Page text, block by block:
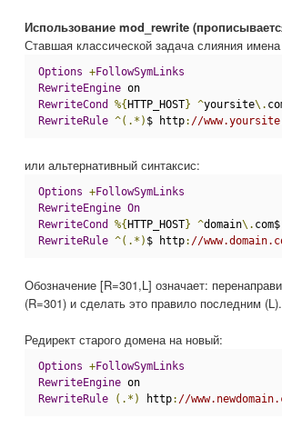
Использование mod_rewrite
Ставшая классической задача слияния
Options +FollowSymLinks
RewriteEngine on
RewriteCond
%{ HTTP_HOST} ^yoursite\.
RewriteRule ^(.*) $ http: //
или альтернативный синтаксис:
Options +FollowSymLinks
RewriteEngine On
RewriteCond
%{ HTTP_HOST} ^domain\. com$
RewriteRule ^(.*) $ http: //
Обозначение [R=301,L] означает:
(R=301) и сделать это правило последним (L).
Редирект старого домена на новый:
Options +FollowSymLinks
RewriteEngine on
RewriteRule
(.*) http: //